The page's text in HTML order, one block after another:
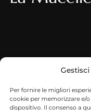
Per fornire le migliori
cookie per memorizzare e/
dispositivo. Il consenso a